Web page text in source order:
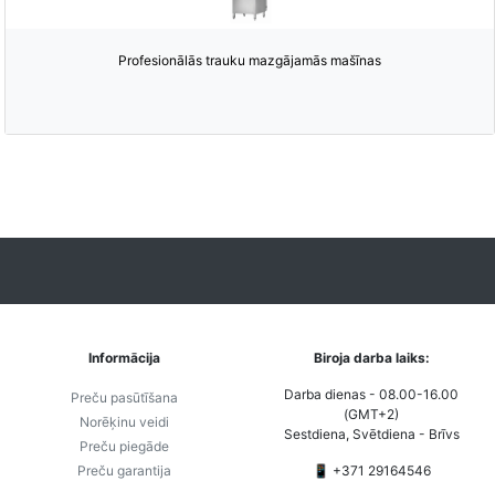
Profesionālās trauku mazgājamās mašīnas
Informācija
Preču pasūtīšana
Norēķinu veidi
Preču piegāde
Preču garantija
Biroja darba laiks:
Darba dienas - 08.00-16.00
(GMT+2)
Sestdiena, Svētdiena - Brīvs
📱 +371 29164546